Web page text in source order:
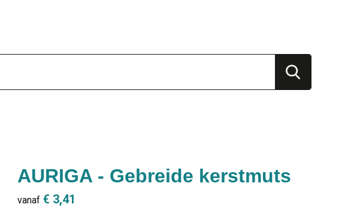
AURIGA - Gebreide kerstmuts
vanaf € 3,41